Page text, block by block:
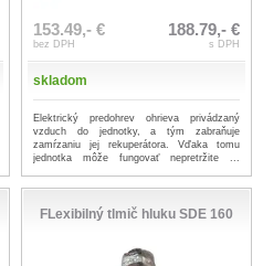
153.49,- €
bez DPH
188.79,- €
s DPH
skladom
Elektrický predohrev ohrieva privádzaný
vzduch do jednotky, a tým zabraňuje
zamŕzaniu jej rekuperátora. Vďaka tomu
jednotka môže fungovať nepretržite ...
FLexibilný tlmič hluku SDE 160